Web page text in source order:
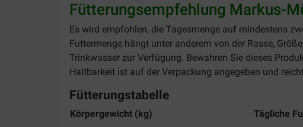
Fütterungsempfehlung Markus-
Es wird empfohlen, die Tagesmenge auf mindestens
Futtermenge hängt unter anderem von der Rasse,
Trinkwasser zur Verfügung. Bewahren Sie dieses
Haltbarkeit ist auf der Verpackung angegeben und
Fütterungstabelle
Körpergewicht (kg) Tägliche